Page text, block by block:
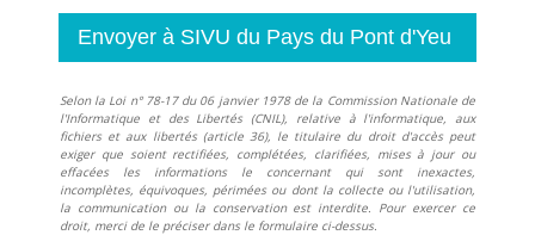
Selon la Loi n° 78-17 du 06 janvier 1978 de la Commission Nationale de
l'Informatique et des Libertés (CNIL), relative à l'informatique, aux
fichiers et aux libertés (article 36), le titulaire du droit d'accès peut
exiger que soient rectifiées, complétées, clarifiées, mises à jour ou
effacées les informations le concernant qui sont inexactes,
incomplètes, équivoques, périmées ou dont la collecte ou l'utilisation,
la communication ou la conservation est interdite. Pour exercer ce
droit, merci de le préciser dans le formulaire ci-dessus.